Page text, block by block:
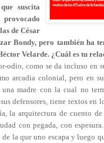
suscita
provocado
de César
Bondy, pero también ha
Velarde. ¿Cuál es tu
odio, como se da incluso en
arcadia colonial, pero en
una madre con la cual no
defensores, tiene textos en
la arquitectura de cuento de
con pegada, con
la que uno escapa y luego